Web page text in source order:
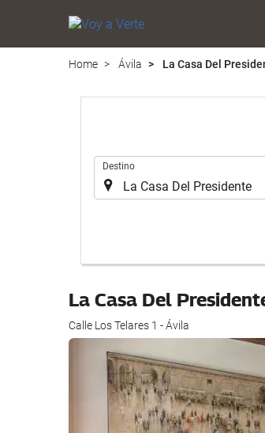
Home Ávila La Casa Del
Destino
La Casa Del
Calle Los Telares 1 - Ávila